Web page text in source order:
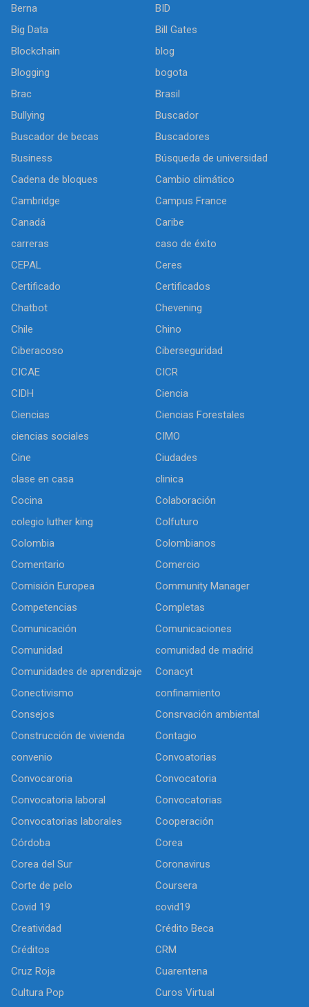
Berna
BID
Big Data
Bill Gates
Blockchain
blog
Blogging
bogota
Brac
Brasil
Bullying
Buscador
Buscador de becas
Buscadores
Business
Búsqueda de universidad
Cadena de bloques
Cambio climático
Cambridge
Campus France
Canadá
Caribe
carreras
caso de éxito
CEPAL
Ceres
Certificado
Certificados
Chatbot
Chevening
Chile
Chino
Ciberacoso
Ciberseguridad
CICAE
CICR
CIDH
Ciencia
Ciencias
Ciencias Forestales
ciencias sociales
CIMO
Cine
Ciudades
clase en casa
clinica
Cocina
Colaboración
colegio luther king
Colfuturo
Colombia
Colombianos
Comentario
Comercio
Comisión Europea
Community Manager
Competencias
Completas
Comunicación
Comunicaciones
Comunidad
comunidad de madrid
Comunidades de aprendizaje
Conacyt
Conectivismo
confinamiento
Consejos
Consrvación ambiental
Construcción de vivienda
Contagio
convenio
Convoatorias
Convocaroria
Convocatoria
Convocatoria laboral
Convocatorias
Convocatorias laborales
Cooperación
Córdoba
Corea
Corea del Sur
Coronavirus
Corte de pelo
Coursera
Covid 19
covid19
Creatividad
Crédito Beca
Créditos
CRM
Cruz Roja
Cuarentena
Cultura Pop
Curos Virtual